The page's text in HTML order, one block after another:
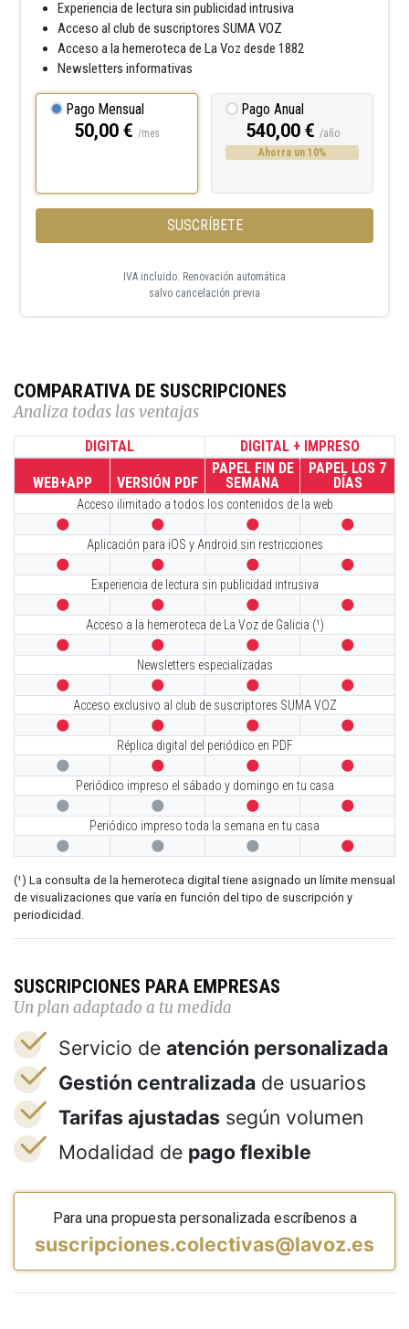
Experiencia de lectura sin publicidad intrusiva
Acceso al club de suscriptores SUMA VOZ
Acceso a la hemeroteca de La Voz desde 1882
Newsletters informativas
Pago Mensual
50,00 € /mes
Pago Anual
540,00 € /año
Ahorra un 10%
SUSCRÍBETE
IVA incluido. Renovación automática
salvo cancelación previa
COMPARATIVA DE SUSCRIPCIONES
Analiza todas las ventajas
DIGITAL DIGITAL + IMPRESO
WEB+APP VERSIÓN PDF
PAPEL FIN DE
SEMANA
PAPEL LOS 7
DÍAS
Acceso ilimitado a todos los contenidos de la web
   
Aplicación para iOS y Android sin restricciones
   
Experiencia de lectura sin publicidad intrusiva
   
Acceso a la hemeroteca de La Voz de Galicia (¹)
   
Newsletters especializadas
   
Acceso exclusivo al club de suscriptores SUMA VOZ
   
Réplica digital del periódico en PDF
   
Periódico impreso el sábado y domingo en tu casa
   
Periódico impreso toda la semana en tu casa
   
(¹) La consulta de la hemeroteca digital tiene asignado un límite mensual
de visualizaciones que varía en función del tipo de suscripción y
periodicidad.
SUSCRIPCIONES PARA EMPRESAS
Un plan adaptado a tu medida
Servicio de atención personalizada
Gestión centralizada de usuarios
Tarifas ajustadas según volumen
Modalidad de pago flexible
Para una propuesta personalizada escríbenos a
suscripciones.colectivas@lavoz.es